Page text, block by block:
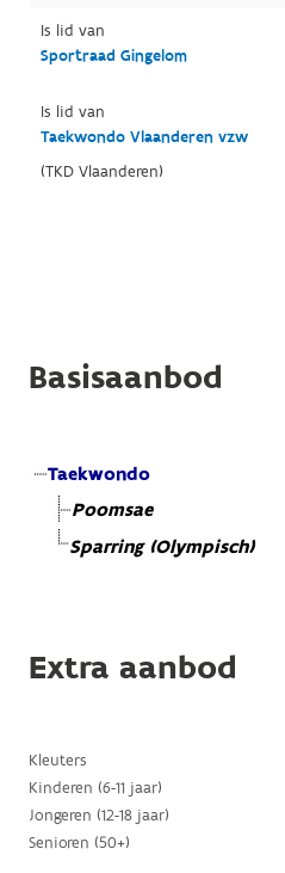
Is lid van
Sportraad Gingelom
Is lid van
Taekwondo Vlaanderen vzw
(TKD Vlaanderen)
Basisaanbod
Taekwondo
Poomsae
Sparring (Olympisch)
Extra aanbod
Kleuters
Kinderen (6-11 jaar)
Jongeren (12-18 jaar)
Senioren (50+)